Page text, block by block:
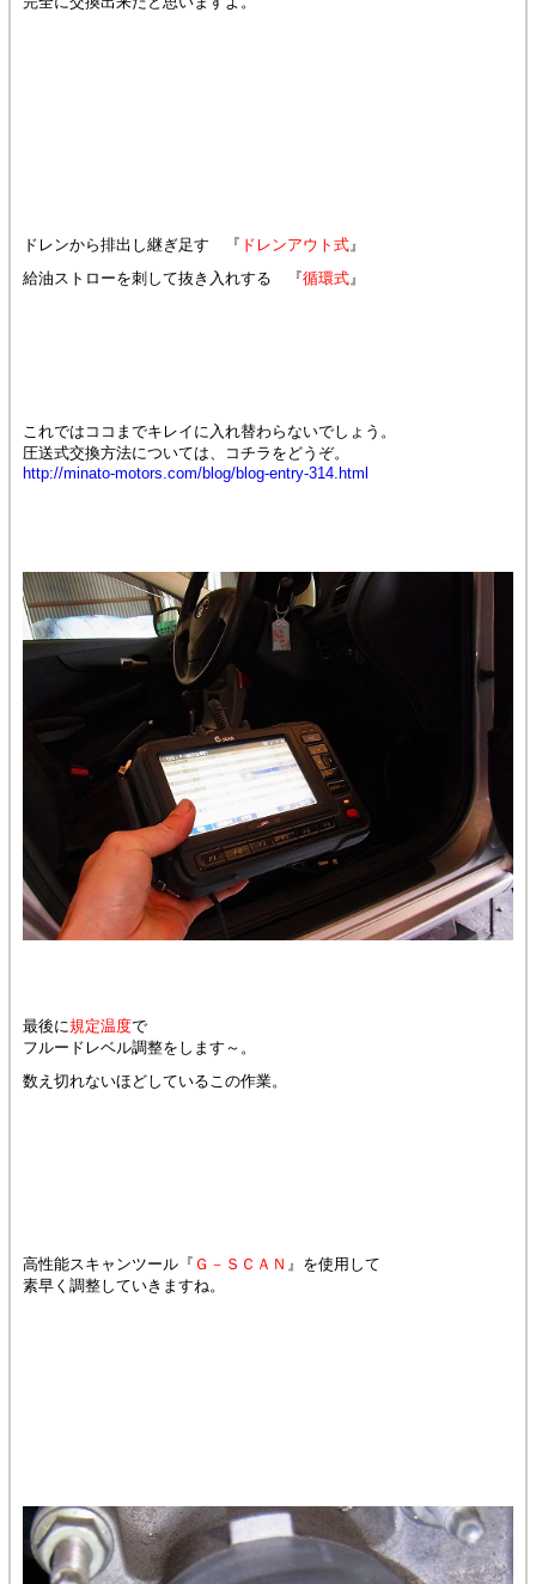
ドレンから排出し継ぎ足す 『 ドレンアウト式』
給油ストローを刺して抜き入れする 『循環式』
これではココまでキレイに入れ替わらないでしょう。
圧送式交換方法については、コチラをどうぞ。
http://minato-motors.com/blog/blog-entry-314.html
最後に規定温度で
フルードレベル調整をします～。
数え切れないほどしているこの作業。
高性能スキャンツール『 Ｇ－ＳＣＡＮ 』を使用して
素早く調整していきますね。